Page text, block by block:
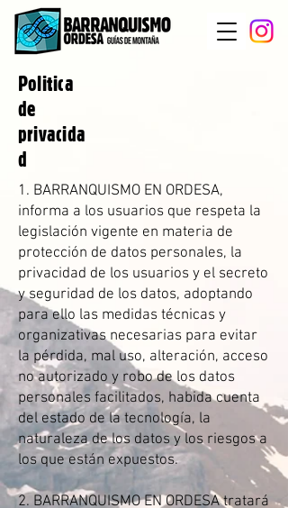
Politica
de
privacida
d
1. BARRANQUISMO EN ORDESA,
informa a los usuarios que respeta la
legislación vigente en materia de
protección de datos personales, la
privacidad de los usuarios y el secreto
y seguridad de los datos, adoptando
para ello las medidas técnicas y
organizativas necesarias para evitar
la pérdida, mal uso, alteración, acceso
no autorizado y robo de los datos
personales facilitados, habida cuenta
del estado de la tecnología, la
naturaleza de los datos y los riesgos a
los que están expuestos.
2. BARRANQUISMO EN ORDESA tratará